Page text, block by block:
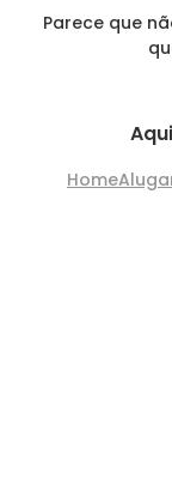
Parece que
Home